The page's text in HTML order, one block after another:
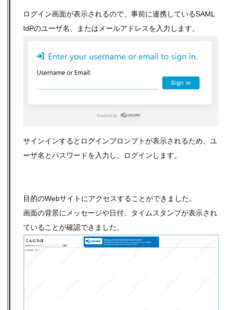
ログイン画面が表示されるので、事前に連携しているSAML
IdPのユーザ名、またはメールアドレスを入力します。
サインインするとログインプロンプトが表示されるため、ユ
ーザ名とパスワードを入力し、ログインします。
目的のWebサイトにアクセスすることができました。
画面の背景にメッセージや日付、タイムスタンプが表示され
ていることが確認できました。